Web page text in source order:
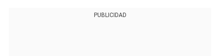
PUBLICIDAD